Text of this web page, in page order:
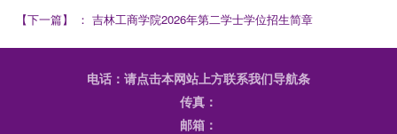
【下一篇】 ： 吉林工商学院2026年第二学士学位招生简章
电话：请点击本网站上方联系我们导航条
传真：
邮箱：